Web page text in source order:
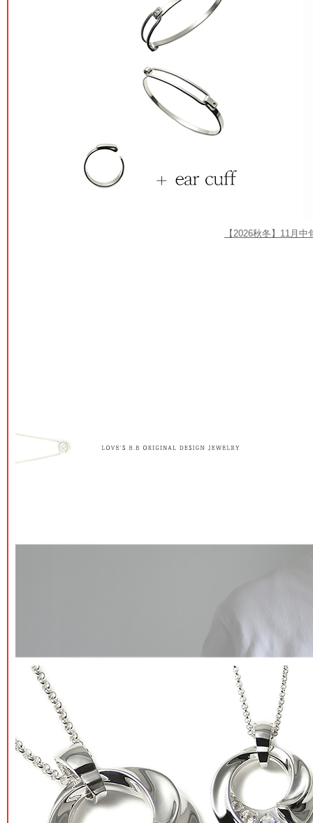
【2026秋冬】11月